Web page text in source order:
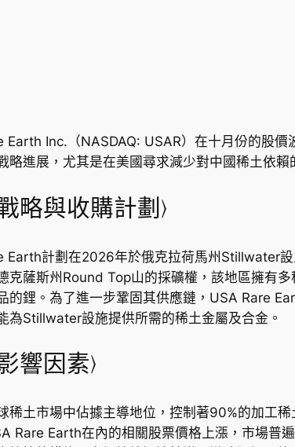
Earth Inc.（NASDAQ: USAR）在十月份的股
略進展，尤其是在美國尋求減少對中國稀土依賴
略與收購計劃〉
Earth計劃在2026年於俄克拉荷馬州Stillwater
克薩斯州Round Top山的採礦權，該地區擁有
的鋰。為了進一步鞏固其供應鏈，USA Rare
為Stillwater設施提供所需的稀土金屬及合金。
響因素〉
稀土市場中佔據主導地位，控制著90%的加工
Rare Earth在內的相關股票價格上漲，市場普